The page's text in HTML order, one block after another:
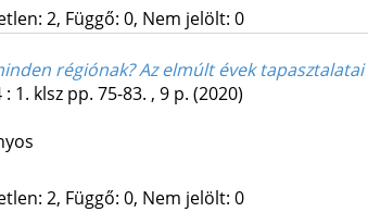
2, Függő: 0, Nem jelölt: 0
régiónak? Az elmúlt évek tapasztalatai
: 1. klsz pp. 75-83. , 9 p. (2020)
2, Függő: 0, Nem jelölt: 0